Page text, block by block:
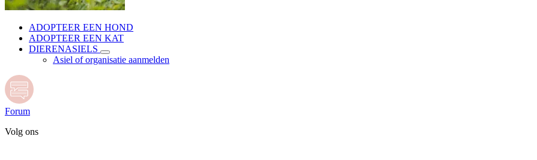
ADOPTEER EEN HOND
ADOPTEER EEN KAT
DIERENASIELS
Asiel of organisatie aanmelden
Forum
Volg ons